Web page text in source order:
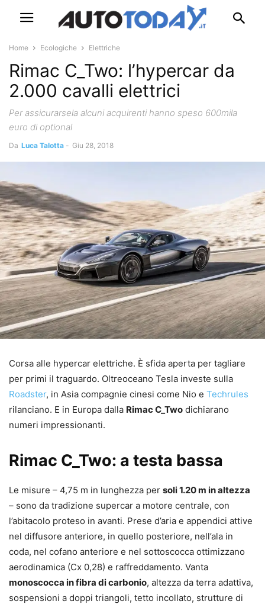
Home Ecologiche Elettriche
Rimac C_Two: l’hypercar da
2.000 cavalli elettrici
Per assicurarsela alcuni acquirenti hanno speso 600mila
euro di optional
Da Luca Talotta - Giu 28, 2018
Corsa alle hypercar elettriche. È sfida aperta per tagliare
per primi il traguardo. Oltreoceano Tesla investe sulla
Roadster, in Asia compagnie cinesi come Nio e Techrules
rilanciano. E in Europa dalla Rimac C_Two dichiarano
numeri impressionanti.
Rimac C_Two: a testa bassa
Le misure – 4,75 m in lunghezza per soli 1.20 m in altezza
– sono da tradizione supercar a motore centrale, con
l’abitacolo proteso in avanti. Prese d’aria e appendici attive
nel diffusore anteriore, in quello posteriore, nell’ala in
coda, nel cofano anteriore e nel sottoscocca ottimizzano
aerodinamica (Cx 0,28) e raffreddamento. Vanta
monoscocca in fibra di carbonio, altezza da terra adattiva,
sospensioni a doppi triangoli, tetto incollato, strutture di